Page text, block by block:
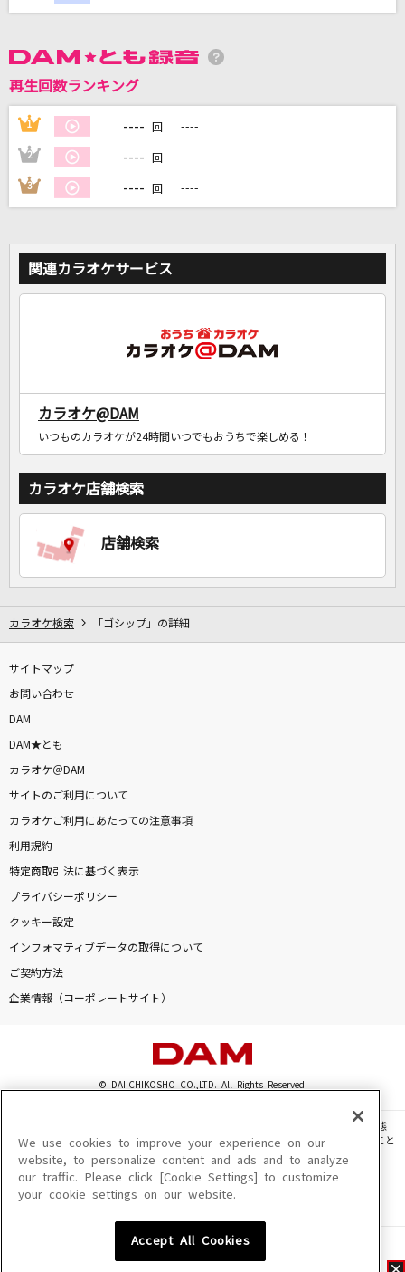
DAMに会員登録・ログインして
カラオケをもっと楽しもう！
再生回数ランキング
1 ---- 回 ----
2 ---- 回 ----
3 ---- 回 ----
関連カラオケサービス
カラオケ@DAM
いつものカラオケが24時間いつでもおうちで楽しめる！
カラオケ店舗検索
店舗検索
カラオケ検索 「ゴシップ」の詳細
サイトマップ
お問い合わせ
DAM
DAM★とも
カラオケ＠DAM
サイトのご利用について
カラオケご利用にあたっての注意事項
利用規約
特定商取引法に基づく表示
プライバシーポリシー
クッキー設定
インフォマティブデータの取得について
ご契約方法
企業情報（コーポレートサイト）
© DAIICHIKOSHO CO.,LTD. All Rights Reserved.
このサイトに掲載されている一切の文章・画像・写真・動画・音声等を、手段や形態
を問わず、著作権法の定める範囲を超えて無断で複製、転載、ファイル化などすること
を禁じます。
楽曲及びコンテンツは、機種によりご利用いただけない場合があります。
楽曲及びコンテンツの配信日、配信内容が変更になる場合があります。
We use cookies to improve your experience on our
website, to personalize content and ads and to analyze
our traffic. Please click [Cookie Settings] to customize
your cookie settings on our website.
Accept All Cookies